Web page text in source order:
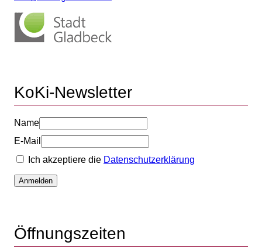
KoKi-Newsletter
Name
E-Mail
Ich akzeptiere die Datenschutzerklärung
Anmelden
Öffnungszeiten